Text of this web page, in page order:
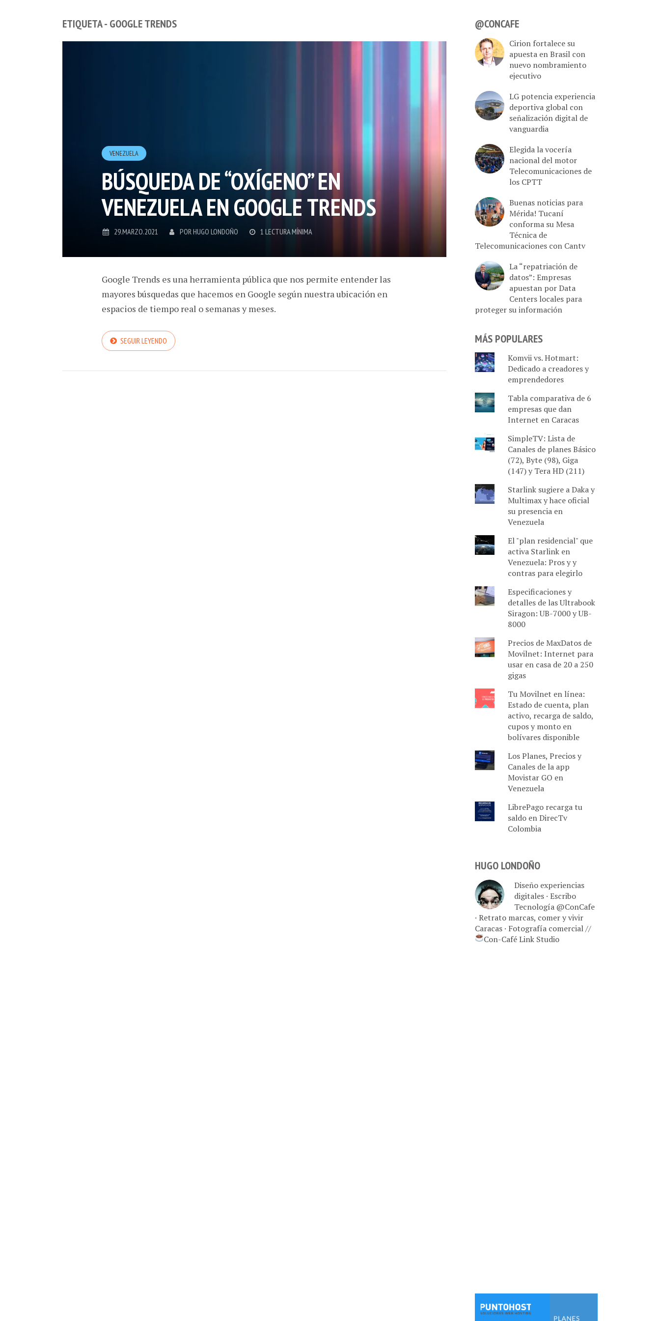
ETIQUETA - GOOGLE TRENDS
VENEZUELA
BÚSQUEDA DE “OXÍGENO” EN
VENEZUELA EN GOOGLE TRENDS
29.MARZO.2021 PORHUGO LONDOÑO 1 LECTURA MÍNIMA
Google Trends es una herramienta pública que nos permite entender las
mayores búsquedas que hacemos en Google según nuestra ubicación en
espacios de tiempo real o semanas y meses.
SEGUIR LEYENDO
@CONCAFE
Cirion fortalece su
apuesta en Brasil con
nuevo nombramiento
ejecutivo
LG potencia experiencia
deportiva global con
señalización digital de
vanguardia
Elegida la vocería
nacional del motor
Telecomunicaciones de
los CPTT
Buenas noticias para
Mérida! Tucaní
conforma su Mesa
Técnica de
Telecomunicaciones con Cantv
La “repatriación de
datos”: Empresas
apuestan por Data
Centers locales para
proteger su información
MÁS POPULARES
Komvii vs. Hotmart:
Dedicado a creadores y
emprendedores
Tabla comparativa de 6
empresas que dan
Internet en Caracas
SimpleTV: Lista de
Canales de planes Básico
(72), Byte (98), Giga
(147) y Tera HD (211)
Starlink sugiere a Daka y
Multimax y hace oficial
su presencia en
Venezuela
El "plan residencial" que
activa Starlink en
Venezuela: Pros y y
contras para elegirlo
Especificaciones y
detalles de las Ultrabook
Siragon: UB-7000 y UB-
8000
Precios de MaxDatos de
Movilnet: Internet para
usar en casa de 20 a 250
gigas
Tu Movilnet en línea:
Estado de cuenta, plan
activo, recarga de saldo,
cupos y monto en
bolívares disponible
Los Planes, Precios y
Canales de la app
Movistar GO en
Venezuela
LibrePago recarga tu
saldo en DirecTv
Colombia
HUGO LONDOÑO
Diseño experiencias
digitales · Escribo
Tecnología @ConCafe
· Retrato marcas, comer y vivir
Caracas · Fotografía comercial //
Con-Café Link Studio